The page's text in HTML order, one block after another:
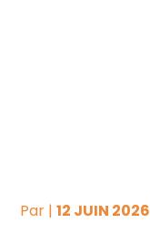
Par |12 JUIN 2026